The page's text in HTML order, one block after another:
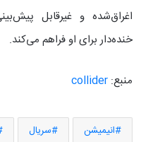
اغراق‌شده و غیرقابل
خنده‌دار برای او فراهم می‌کند.
منبع: collider
انیمیشن سریال